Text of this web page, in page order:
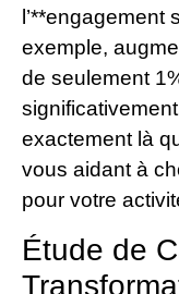
exemple,
de seulement
exactement là
vous aidant à
pour votre
Étude de